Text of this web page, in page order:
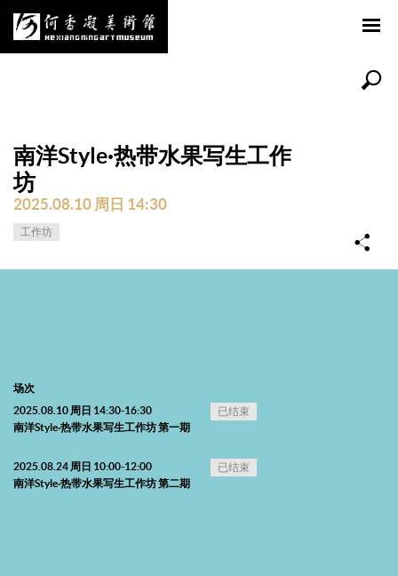
南洋Style·热带水果写生工作
坊
2025.08.10 周日 14:30
工作坊
场次
已结束
2025.08.10 周日 14:30-16:30
南洋Style·热带水果写生工作坊 第一期
已结束
2025.08.24 周日 10:00-12:00
南洋Style·热带水果写生工作坊 第二期